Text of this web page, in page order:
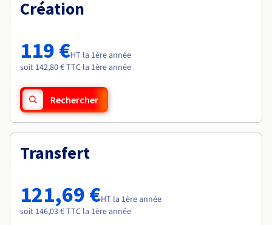
Tarifs
Roadmap & Changelog
Observabilité
Roadmap & Changelog
Roadmap & Changelog
Roadmap & Changelog
Roadmap & Changelog
Création
119 €HT la 1ère année
soit 142,80 € TTC la 1ère année
Rechercher
Transfert
121,69 €HT la 1ère année
soit 146,03 € TTC la 1ère année